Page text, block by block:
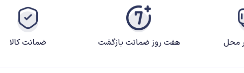
محل هفت روز ضمانت بازگشت ضمانت کالا